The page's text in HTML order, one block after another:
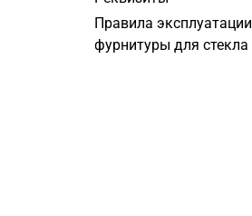
Правила эксплуатации
фурнитуры для стекла